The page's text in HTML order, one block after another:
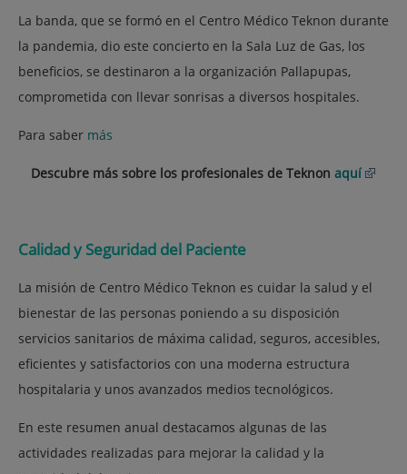
La banda, que se formó en el Centro Médico Teknon durante
la pandemia, dio este concierto en la Sala Luz de Gas, los
beneficios, se destinaron a la organización Pallapupas,
comprometida con llevar sonrisas a diversos hospitales.
Para saber más
Descubre más sobre los profesionales de Teknon aquí
Calidad y Seguridad del Paciente
La misión de Centro Médico Teknon es cuidar la salud y el
bienestar de las personas poniendo a su disposición
servicios sanitarios de máxima calidad, seguros, accesibles,
eficientes y satisfactorios con una moderna estructura
hospitalaria y unos avanzados medios tecnológicos.
En este resumen anual destacamos algunas de las
actividades realizadas para mejorar la calidad y la